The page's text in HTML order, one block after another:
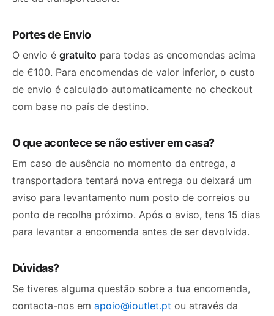
Portes de Envio
O envio é gratuito para todas as encomendas acima
de €100. Para encomendas de valor inferior, o custo
de envio é calculado automaticamente no checkout
com base no país de destino.
O que acontece se não estiver em casa?
Em caso de ausência no momento da entrega, a
transportadora tentará nova entrega ou deixará um
aviso para levantamento num posto de correios ou
ponto de recolha próximo. Após o aviso, tens 15 dias
para levantar a encomenda antes de ser devolvida.
Dúvidas?
Se tiveres alguma questão sobre a tua encomenda,
contacta-nos em apoio@ioutlet.pt ou através da